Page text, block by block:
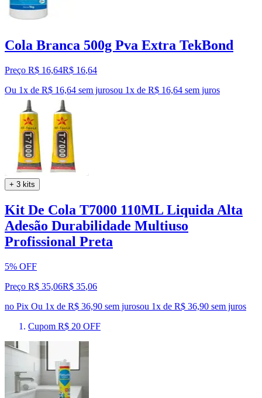
Cola Branca 500g Pva Extra TekBond
Preço R$ 16,64R$ 16,64
Ou 1x de R$ 16,64 sem jurosou 1x de R$ 16,64 sem juros
+ 3 kits
Kit De Cola T7000 110ML Liquida Alta
Adesão Durabilidade Multiuso
Profissional Preta
5% OFF
Preço R$ 35,06R$ 35,06
no Pix Ou 1x de R$ 36,90 sem jurosou 1x de R$ 36,90 sem juros
Cupom R$ 20 OFF